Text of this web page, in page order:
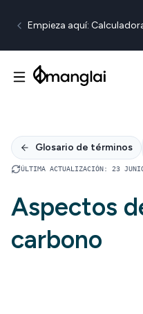
Empieza aquí:
Glosario de términos
ÚLTIMA ACTUALIZACIÓN: 23
Aspectos
carbono